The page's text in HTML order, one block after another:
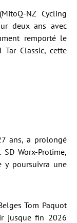
NZ Cycling
deux ans avec
remporté le
Classic, cette
ans, a prolongé
Worx-Protime,
y poursuivra une
Tom Paquot
jusque fin 2026